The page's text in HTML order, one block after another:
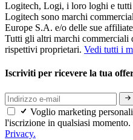
Logitech, Logi, i loro loghi e
Logitech sono marchi
Europe S.A. e/o delle sue
Tutti gli altri marchi commerciali
rispettivi proprietari. Vedi tutti i
Iscriviti per ricevere la tua
Voglio marketing
l'iscrizione in qualsiasi momento.
Privacy.